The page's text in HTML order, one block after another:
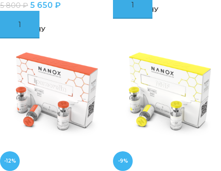
5 800₽ 5 650 ₽
В КОРЗИНУ
В КОРЗИНУ
-12% -9%